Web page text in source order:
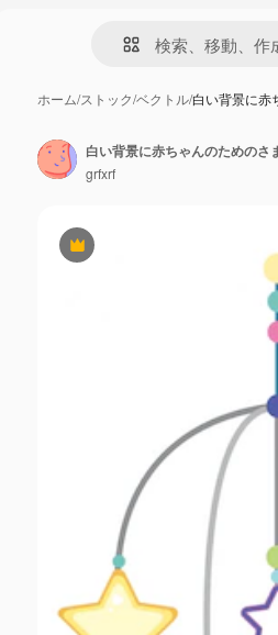
ホーム/ストック/ベクトル/白い背景に赤
Premium
白い背景に赤ちゃんのためのさ
grfxrf